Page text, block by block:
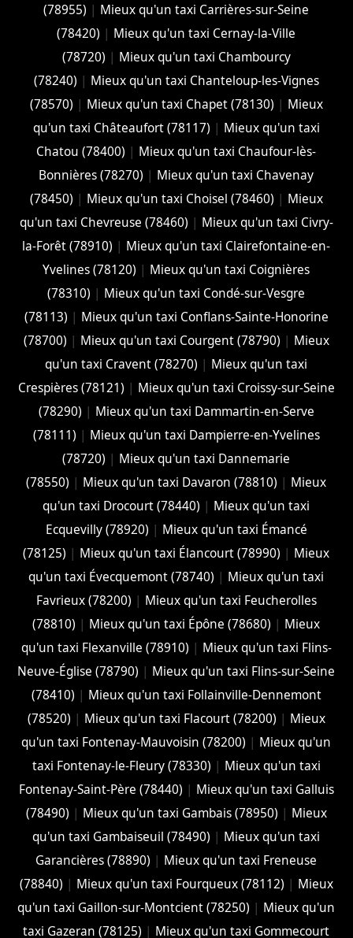
(78955) | Mieux qu'un taxi Carrières-sur-Seine
(78420) | Mieux qu'un taxi Cernay-la-Ville
(78720) | Mieux qu'un taxi Chambourcy
(78240) | Mieux qu'un taxi Chanteloup-les-Vignes
(78570) | Mieux qu'un taxi Chapet (78130) | Mieux
qu'un taxi Châteaufort (78117) | Mieux qu'un taxi
Chatou (78400) | Mieux qu'un taxi Chaufour-lès-
Bonnières (78270) | Mieux qu'un taxi Chavenay
(78450) | Mieux qu'un taxi Choisel (78460) | Mieux
qu'un taxi Chevreuse (78460) | Mieux qu'un taxi Civry-
la-Forêt (78910) | Mieux qu'un taxi Clairefontaine-en-
Yvelines (78120) | Mieux qu'un taxi Coignières
(78310) | Mieux qu'un taxi Condé-sur-Vesgre
(78113) | Mieux qu'un taxi Conflans-Sainte-Honorine
(78700) | Mieux qu'un taxi Courgent (78790) | Mieux
qu'un taxi Cravent (78270) | Mieux qu'un taxi
Crespières (78121) | Mieux qu'un taxi Croissy-sur-Seine
(78290) | Mieux qu'un taxi Dammartin-en-Serve
(78111) | Mieux qu'un taxi Dampierre-en-Yvelines
(78720) | Mieux qu'un taxi Dannemarie
(78550) | Mieux qu'un taxi Davaron (78810) | Mieux
qu'un taxi Drocourt (78440) | Mieux qu'un taxi
Ecquevilly (78920) | Mieux qu'un taxi Émancé
(78125) | Mieux qu'un taxi Élancourt (78990) | Mieux
qu'un taxi Évecquemont (78740) | Mieux qu'un taxi
Favrieux (78200) | Mieux qu'un taxi Feucherolles
(78810) | Mieux qu'un taxi Épône (78680) | Mieux
qu'un taxi Flexanville (78910) | Mieux qu'un taxi Flins-
Neuve-Église (78790) | Mieux qu'un taxi Flins-sur-Seine
(78410) | Mieux qu'un taxi Follainville-Dennemont
(78520) | Mieux qu'un taxi Flacourt (78200) | Mieux
qu'un taxi Fontenay-Mauvoisin (78200) | Mieux qu'un
taxi Fontenay-le-Fleury (78330) | Mieux qu'un taxi
Fontenay-Saint-Père (78440) | Mieux qu'un taxi Galluis
(78490) | Mieux qu'un taxi Gambais (78950) | Mieux
qu'un taxi Gambaiseuil (78490) | Mieux qu'un taxi
Garancières (78890) | Mieux qu'un taxi Freneuse
(78840) | Mieux qu'un taxi Fourqueux (78112) | Mieux
qu'un taxi Gaillon-sur-Montcient (78250) | Mieux qu'un
taxi Gazeran (78125) | Mieux qu'un taxi Gommecourt